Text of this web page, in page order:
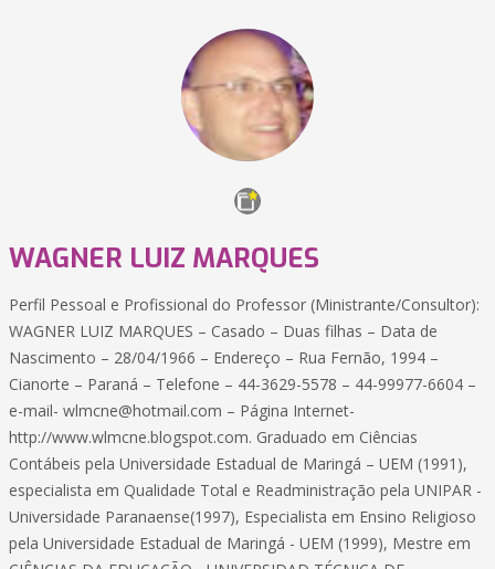
WAGNER LUIZ MARQUES
Perfil Pessoal e Profissional do Professor (Ministrante/Consultor):
WAGNER LUIZ MARQUES – Casado – Duas filhas – Data de
Nascimento – 28/04/1966 – Endereço – Rua Fernão, 1994 –
Cianorte – Paraná – Telefone – 44-3629-5578 – 44-99977-6604 –
e-mail- wlmcne@hotmail.com – Página Internet-
http://www.wlmcne.blogspot.com. Graduado em Ciências
Contábeis pela Universidade Estadual de Maringá – UEM (1991),
especialista em Qualidade Total e Readministração pela UNIPAR -
Universidade Paranaense(1997), Especialista em Ensino Religioso
pela Universidade Estadual de Maringá - UEM (1999), Mestre em